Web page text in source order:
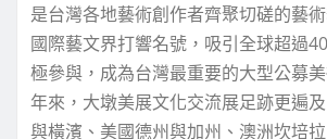
是台灣各地藝術創作者齊聚切磋的藝
國際藝文界打響名號，吸引全球超過
極參與，成為台灣最重要的大型公募
年來，大墩美展文化交流展足跡更遍
與橫濱、美國德州與加州、澳洲坎培